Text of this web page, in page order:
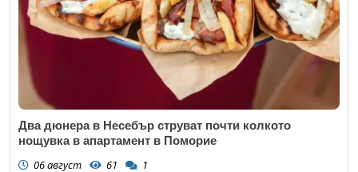
Два дюнера в Несебър струват почти колкото
нощувка в апартамент в Поморие
06 август 61 1